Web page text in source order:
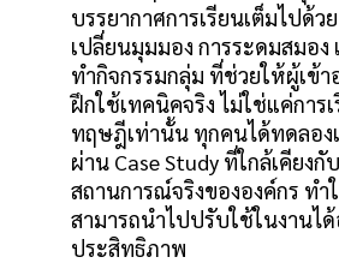
บรรยากาศการเรียนเต็มไปด้ว
เปลี่ยนมุมมอง การระดมสมอง
ทำกิจกรรมกลุ่ม ที่ช่วยให้ผู้เข้า
ฝึกใช้เทคนิคจริง ไม่ใช่แค่การเ
ทฤษฎีเท่านั้น ทุกคนได้ทดลอ
ผ่าน Case Study ที่ใกล้เคียงกับ
สถานการณ์จริงขององค์กร ทำ
สามารถนำไปปรับใช้ในงานไ
ประสิทธิภาพ